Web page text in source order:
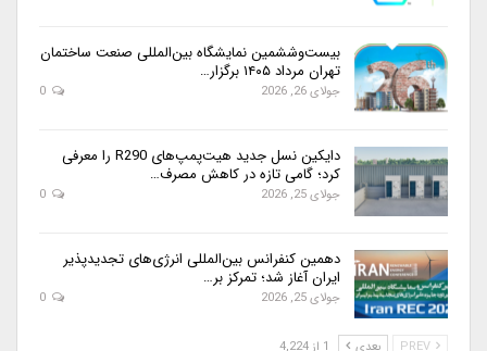
بیست‌وششمین نمایشگاه بین‌المللی صنعت ساختمان
تهران مرداد ۱۴۰۵ برگزار…
جولای 26, 2026
دایکین نسل جدید هیت‌پمپ‌های R290 را معرفی
کرد؛ گامی تازه در کاهش مصرف…
جولای 25, 2026
دهمین کنفرانس بین‌المللی انرژی‌های تجدیدپذیر
ایران آغاز شد؛ تمرکز بر…
جولای 25, 2026